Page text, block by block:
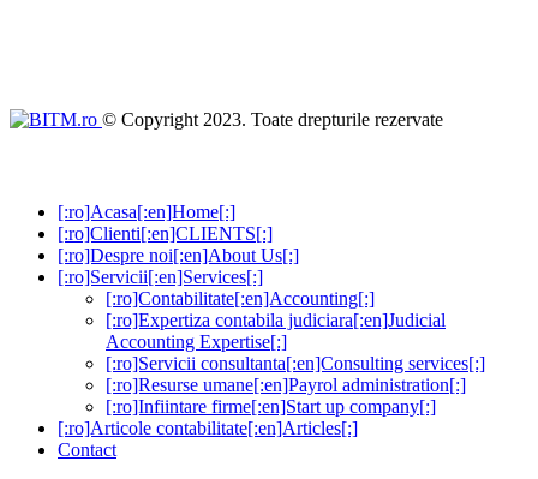
© Copyright 2023. Toate drepturile rezervate
[:ro]Acasa[:en]Home[:]
[:ro]Clienti[:en]CLIENTS[:]
[:ro]Despre noi[:en]About Us[:]
[:ro]Servicii[:en]Services[:]
[:ro]Contabilitate[:en]Accounting[:]
[:ro]Expertiza contabila judiciara[:en]Judicial
Accounting Expertise[:]
[:ro]Servicii consultanta[:en]Consulting services[:]
[:ro]Resurse umane[:en]Payrol administration[:]
[:ro]Infiintare firme[:en]Start up company[:]
[:ro]Articole contabilitate[:en]Articles[:]
Contact